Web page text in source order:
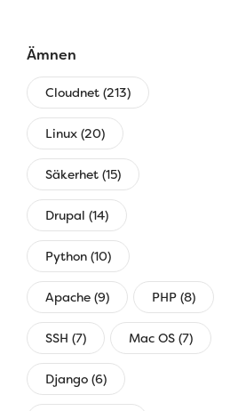
Ämnen
Cloudnet (213)
Linux (20)
Säkerhet (15)
Drupal (14)
Python (10)
Apache (9) PHP (8)
SSH (7) Mac OS (7)
Django (6)